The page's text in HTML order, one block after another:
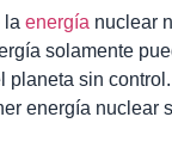
la energía nuclear
solamente
sin
energía nuclear